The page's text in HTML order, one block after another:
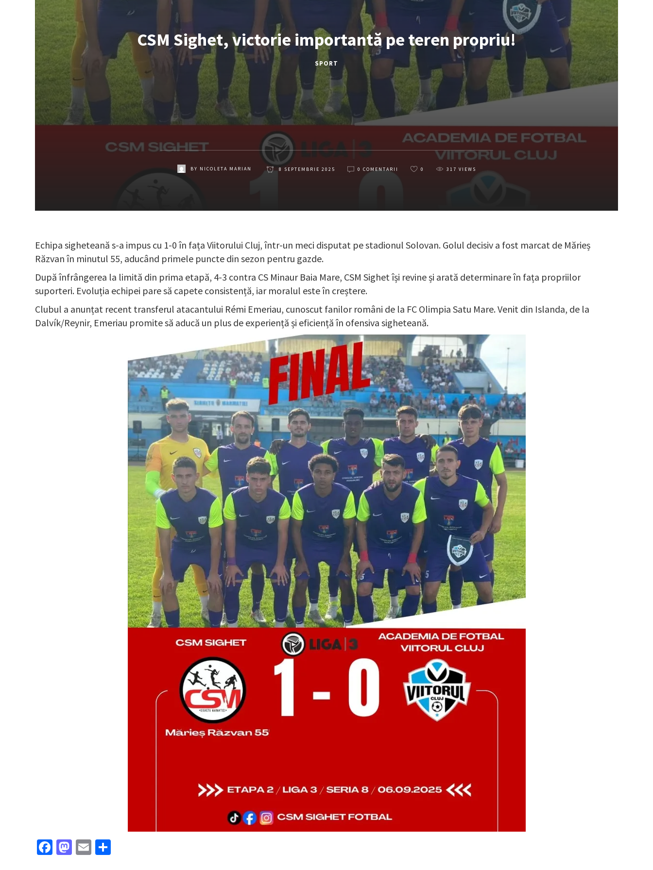
CSM Sighet, victorie importantă pe teren propriu!
SPORT
BY NICOLETA MARIAN 8 SEPTEMBRIE 2025 0 COMENTARII 0 317 VIEWS
Echipa sigheteană s-a impus cu 1-0 în fața Viitorului Cluj, într-un meci disputat pe stadionul Solovan. Golul decisiv a fost marcat de Mărieș
Răzvan în minutul 55, aducând primele puncte din sezon pentru gazde.
După înfrângerea la limită din prima etapă, 4-3 contra CS Minaur Baia Mare, CSM Sighet își revine și arată determinare în fața propriilor
suporteri. Evoluția echipei pare să capete consistență, iar moralul este în creștere.
Clubul a anunțat recent transferul atacantului Rémi Emeriau, cunoscut fanilor români de la FC Olimpia Satu Mare. Venit din Islanda, de la
Dalvík/Reynir, Emeriau promite să aducă un plus de experiență și eficiență în ofensiva sigheteană.
Facebook
Mastodon
Email